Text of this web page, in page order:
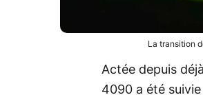
La transition
Actée depuis
4090 a été